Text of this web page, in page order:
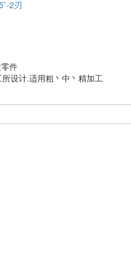
件
设计.适用粗丶中丶精加工